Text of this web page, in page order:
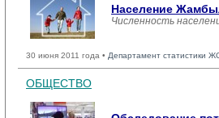
Население
Численность
30 июня 2011 года • Департамент статистики
ОБЩЕСТВО